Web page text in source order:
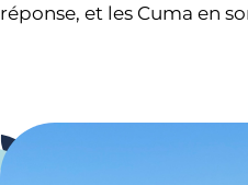
réponse, et les Cuma en